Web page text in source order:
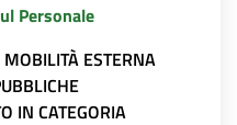
Personale
ESTERNA
IN CATEGORIA